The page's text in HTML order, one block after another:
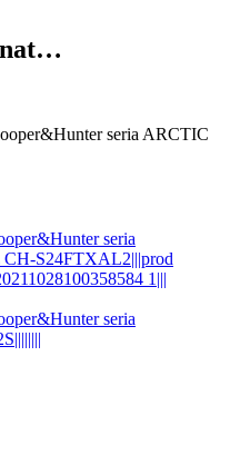
seria ARCTIC